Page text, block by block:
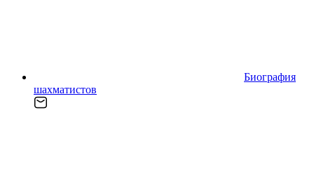
Биография
шахматистов